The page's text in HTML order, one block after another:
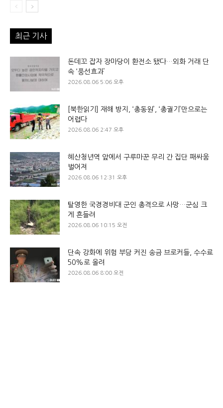
최근 기사
돈데꼬 잡자 장마당이 환전소 됐다…외화 거래 단
속 ‘풍선효과’
2026.08.06 5:06 오후
[북한읽기] 재해 방지, ‘총동원’, ‘총궐기’만으로는
어렵다
2026.08.06 2:47 오후
혜산청년역 앞에서 구루마꾼 무리 간 집단 패싸움
벌어져
2026.08.06 12:31 오후
탈영한 국경경비대 군인 총격으로 사망…군심 크
게 흔들려
2026.08.06 10:15 오전
단속 강화에 위험 부담 커진 송금 브로커들, 수수료
50%로 올려
2026.08.06 8:00 오전